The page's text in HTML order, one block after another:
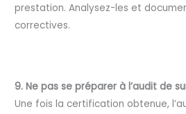
prestation. Analysez-les et
correctives.
9. Ne pas se préparer à l’audit de
Une fois la certification obtenue,